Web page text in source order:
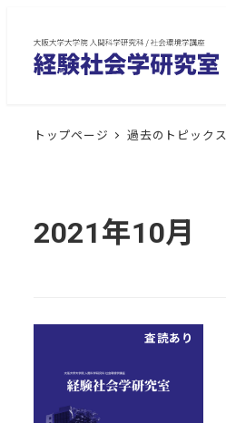
トップページ 過去のトピックス
2021年10月
査読あり